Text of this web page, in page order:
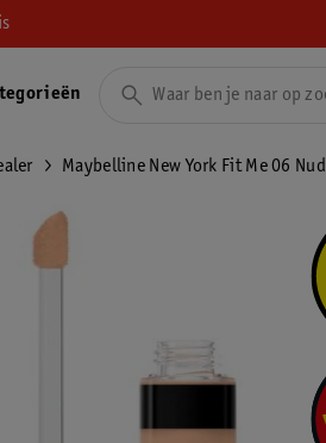
Maybelline New York Fit Me 06